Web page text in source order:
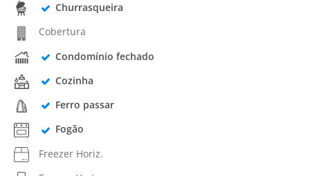
Churrasqueira
Cobertura
Condomínio fechado
Cozinha
Ferro passar
Fogão
Freezer Horiz.